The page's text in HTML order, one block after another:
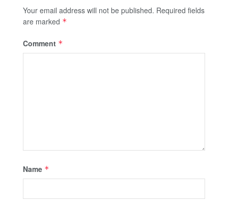
Your email address will not be published. Required fields
are marked *
Comment *
Name *